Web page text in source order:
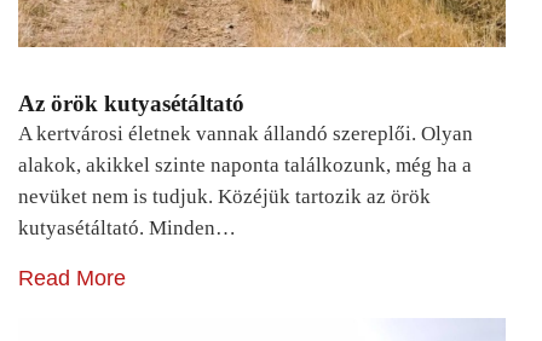
Az örök kutyasétáltató
A kertvárosi életnek vannak állandó szereplői. Olyan
alakok, akikkel szinte naponta találkozunk, még ha a
nevüket nem is tudjuk. Közéjük tartozik az örök
kutyasétáltató. Minden…
Read More